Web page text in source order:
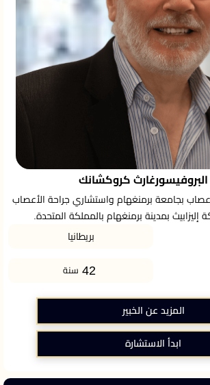
البروفيسورغارث كروكشانك
بجامعة برمنغهام واستشاري جراحة الأعصاب
بمدينة برمنغهام بالمملكة المتحدة.
بريطانيا
42 سنة
المزيد عن الخبير
ابدأ الاستشارة